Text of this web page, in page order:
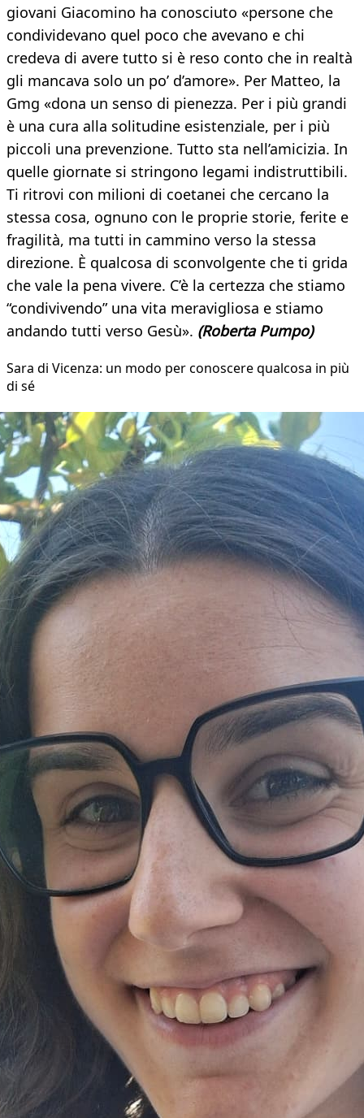
giovani Giacomino ha conosciuto «persone che
condividevano quel poco che avevano e chi
credeva di avere tutto si è reso conto che in realtà
gli mancava solo un po’ d’amore». Per Matteo, la
Gmg «dona un senso di pienezza. Per i più grandi
è una cura alla solitudine esistenziale, per i più
piccoli una prevenzione. Tutto sta nell’amicizia. In
quelle giornate si stringono legami indistruttibili.
Ti ritrovi con milioni di coetanei che cercano la
stessa cosa, ognuno con le proprie storie, ferite e
fragilità, ma tutti in cammino verso la stessa
direzione. È qualcosa di sconvolgente che ti grida
che vale la pena vivere. C’è la certezza che stiamo
“condivivendo” una vita meravigliosa e stiamo
andando tutti verso Gesù». (Roberta Pumpo)
Sara di Vicenza: un modo per conoscere qualcosa in più
di sé